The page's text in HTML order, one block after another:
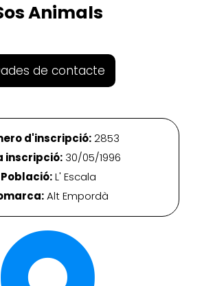
Animals
de contacte
d'inscripció:2853
inscripció:30/05/1996
Població:L' Escala
Alt Empordà